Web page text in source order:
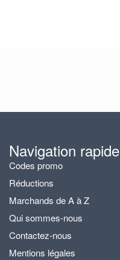
Navigation rapide
Codes promo
Réductions
Marchands de A à Z
Qui sommes-nous
Contactez-nous
Mentions légales